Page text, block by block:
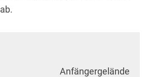
Anfängergelände